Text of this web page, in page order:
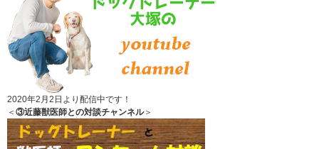
2020年2月2日より配信中です！
＜③近藤獣医師との対談チャンネル＞